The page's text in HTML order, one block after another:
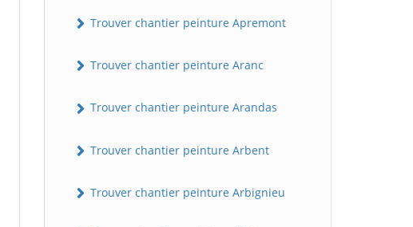
Trouver chantier peinture Apremont
Trouver chantier peinture Aranc
Trouver chantier peinture Arandas
Trouver chantier peinture Arbent
Trouver chantier peinture Arbignieu